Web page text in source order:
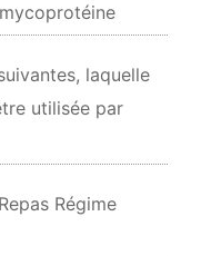
laquelle
utilisée par
Régime